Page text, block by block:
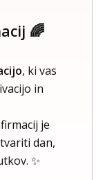
🌈
, ki vas
in
je
dan,
✨